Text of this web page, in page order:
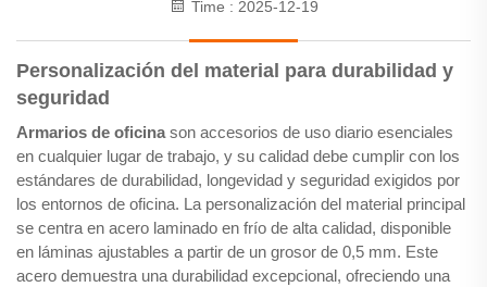
Time : 2025-12-19
Personalización del material para durabilidad y
seguridad
Armarios de oficina son accesorios de uso diario esenciales
en cualquier lugar de trabajo, y su calidad debe cumplir con los
estándares de durabilidad, longevidad y seguridad exigidos por
los entornos de oficina. La personalización del material principal
se centra en acero laminado en frío de alta calidad, disponible
en láminas ajustables a partir de un grosor de 0,5 mm. Este
acero demuestra una durabilidad excepcional, ofreciendo una